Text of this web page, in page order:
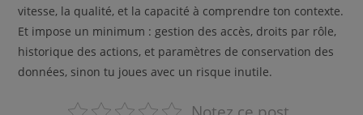
vitesse, la qualité, et la capacité à comprendre ton contexte.
Et impose un minimum : gestion des accès, droits par rôle,
historique des actions, et paramètres de conservation des
données, sinon tu joues avec un risque inutile.